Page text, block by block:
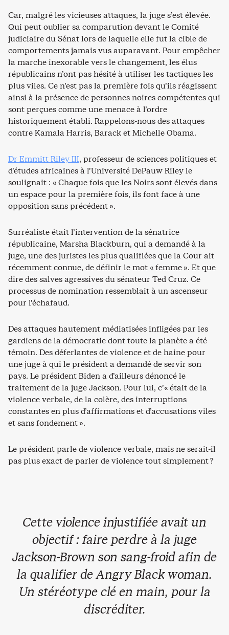
Car, malgré les vicieuses attaques, la juge s’est élevée.
Qui peut oublier sa comparution devant le Comité
judiciaire du Sénat lors de laquelle elle fut la cible de
comportements jamais vus auparavant. Pour empêcher
la marche inexorable vers le changement, les élus
républicains n’ont pas hésité à utiliser les tactiques les
plus viles. Ce n’est pas la première fois qu’ils réagissent
ainsi à la présence de personnes noires compétentes qui
sont perçues comme une menace à l’ordre
historiquement établi. Rappelons-nous des attaques
contre Kamala Harris, Barack et Michelle Obama.
Dr Emmitt Riley III, professeur de sciences politiques et
d’études africaines à l’Université DePauw Riley le
soulignait : « Chaque fois que les Noirs sont élevés dans
un espace pour la première fois, ils font face à une
opposition sans précédent ».
Surréaliste était l’intervention de la sénatrice
républicaine, Marsha Blackburn, qui a demandé à la
juge, une des juristes les plus qualifiées que la Cour ait
récemment connue, de définir le mot « femme ». Et que
dire des salves agressives du sénateur Ted Cruz. Ce
processus de nomination ressemblait à un ascenseur
pour l’échafaud.
Des attaques hautement médiatisées infligées par les
gardiens de la démocratie dont toute la planète a été
témoin. Des déferlantes de violence et de haine pour
une juge à qui le président a demandé de servir son
pays. Le président Biden a d’ailleurs dénoncé le
traitement de la juge Jackson. Pour lui, c’« était de la
violence verbale, de la colère, des interruptions
constantes en plus d’affirmations et d’accusations viles
et sans fondement ».
Le président parle de violence verbale, mais ne serait-il
pas plus exact de parler de violence tout simplement ?
Cette violence injustifiée avait un
objectif : faire perdre à la juge
Jackson-Brown son sang-froid afin de
la qualifier deAngry Black woman.
Un stéréotype clé en main, pour la
discréditer.